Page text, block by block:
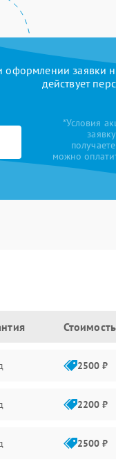
оформлении заявки
действует
*Условия
можно
Стоимость
2500 ₽
2200 ₽
2500 ₽